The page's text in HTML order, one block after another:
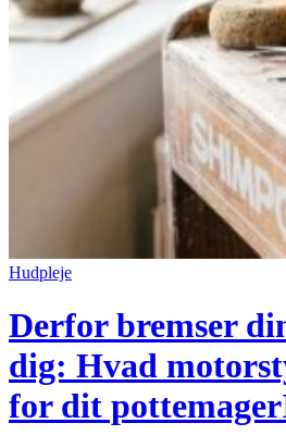
Hudpleje
Derfor bremser
dig: Hvad
for dit